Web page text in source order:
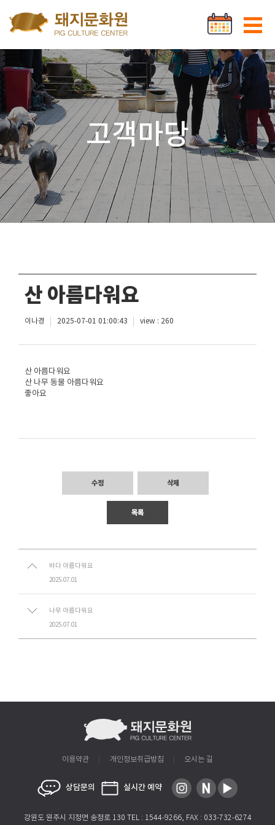
로그인
고객마당
산 아름다워요
이나경 2025-07-01 01:00:43 view : 260
산 아름다워요
산 나무 동물 아름다워요
좋아요
수정 삭제
목록
바다 아름다워요
2025.07.01
나무 아름다워요
2025.07.01
이용약관 개인정보취급방침 오시는 길
강원도 원주시 지정면 송정로 130 TEL : 1544-9266, FAX : 033-732-6274
상담문의 실시간 예약